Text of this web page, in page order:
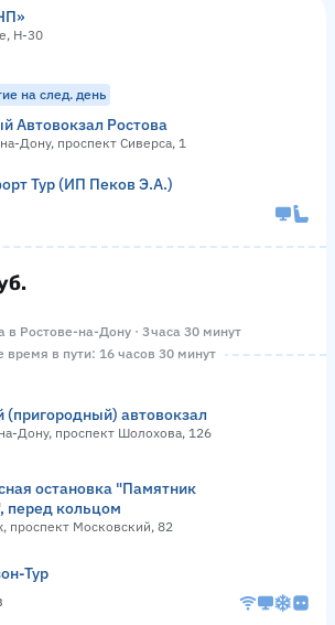
Н-30
на след. день
Автовокзал Ростова
Дону, проспект Сиверса, 1
Тур (ИП Пеков Э.А.)
в Ростове-на-Дону · 3 часа 30 минут
в пути: 16 часов 30 минут
(пригородный) автовокзал
Дону, проспект Шолохова, 126
остановка "Памятник
перед кольцом
проспект Московский, 82
Тур